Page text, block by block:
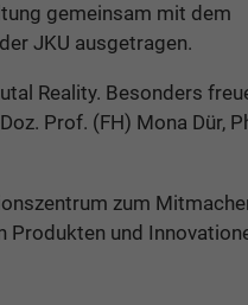
gemeinsam mit dem
JKU ausgetragen.
Reality. Besonders
Prof. (FH) Mona Dür,
zum
und